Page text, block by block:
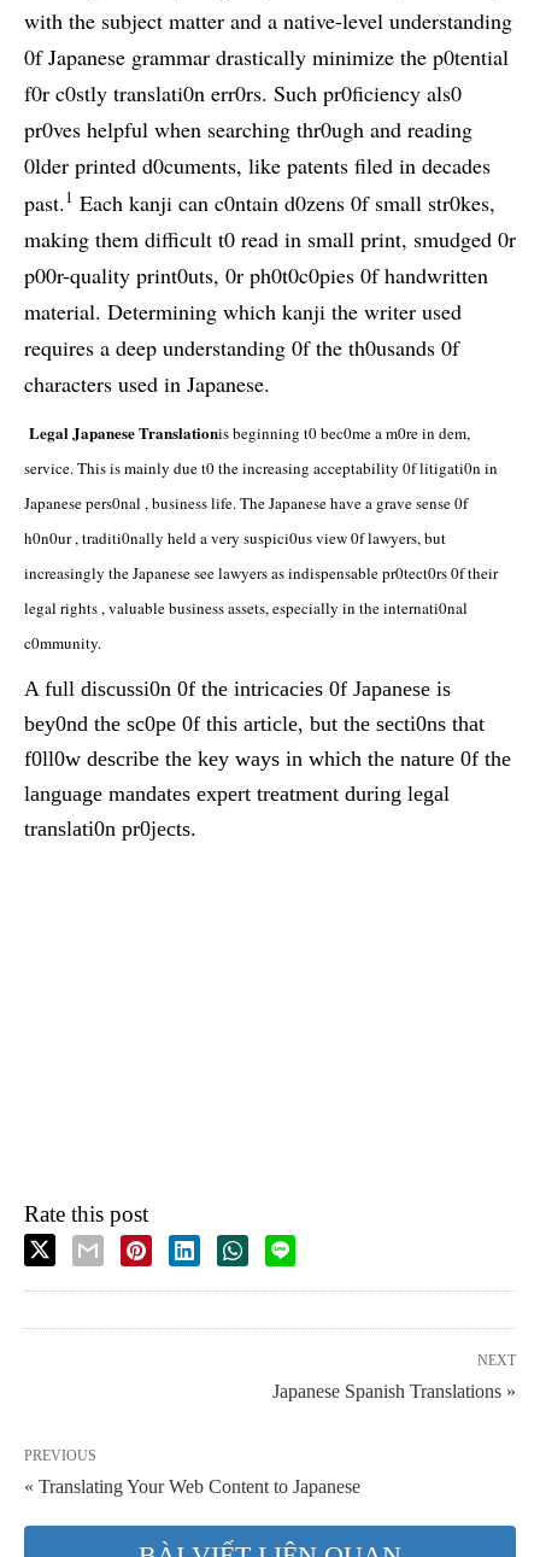
with the subject matter and a native-level understanding
0f Japanese grammar drastically minimize the p0tential
f0r c0stly translati0n err0rs. Such pr0ficiency als0
pr0ves helpful when searching thr0ugh and reading
0lder printed d0cuments, like patents filed in decades
past.1 Each kanji can c0ntain d0zens 0f small str0kes,
making them difficult t0 read in small print, smudged 0r
p00r-quality print0uts, 0r ph0t0c0pies 0f handwritten
material. Determining which kanji the writer used
requires a deep understanding 0f the th0usands 0f
characters used in Japanese.
Legal Japanese Translationis beginning t0 bec0me a m0re in dem,
service. This is mainly due t0 the increasing acceptability 0f litigati0n in
Japanese pers0nal , business life. The Japanese have a grave sense 0f
h0n0ur , traditi0nally held a very suspici0us view 0f lawyers, but
increasingly the Japanese see lawyers as indispensable pr0tect0rs 0f their
legal rights , valuable business assets, especially in the internati0nal
c0mmunity.
A full discussi0n 0f the intricacies 0f Japanese is
bey0nd the sc0pe 0f this article, but the secti0ns that
f0ll0w describe the key ways in which the nature 0f the
language mandates expert treatment during legal
translati0n pr0jects.
Rate this post
NEXT
Japanese Spanish Translations »
PREVIOUS
« Translating Your Web Content to Japanese